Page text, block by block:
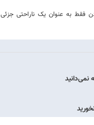
فقط به عنوان یک ناراحتی